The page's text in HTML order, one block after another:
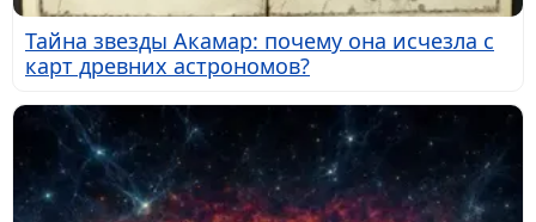
Тайна звезды Акамар: почему она исчезла с
карт древних астрономов?